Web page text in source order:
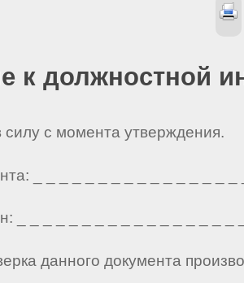
к должностной
силу с момента утверждения.
_ _ _ _ _ _ _ _ _ _ _ _ _ _ _ _
_ _ _ _ _ _ _ _ _ _ _ _ _ _ _ _ _
данного документа